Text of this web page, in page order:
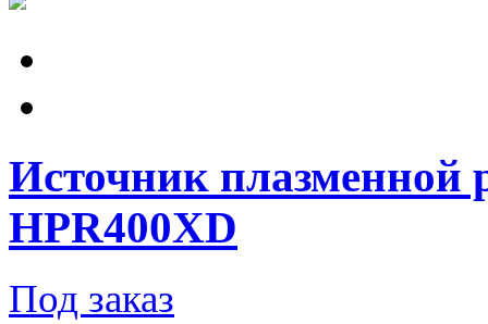
Источник плазменной
HPR400XD
Под заказ